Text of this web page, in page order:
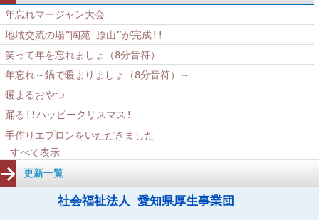
年忘れマージャン大会
地域交流の場“陶苑 原山”が完成!!
笑って年を忘れましょ（8分音符）
年忘れ～鍋で暖まりましょ（8分音符）～
暖まるおやつ
踊る!!ハッピークリスマス!
手作りエプロンをいただきました
すべて表示
更新一覧
社会福祉法人 愛知県厚生事業団